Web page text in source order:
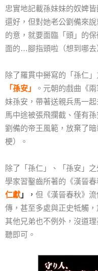
忠實地記載孫妹妹的奴婢
還好，但對她老公劉備來
的意，就要面臨「頭」的
面的…腳指頭啦（想到哪去
除了羅貫中掰寫的「孫仁」
「孫安」
。元朝的戲曲《
妹孫安，帶著送親兵馬一
馬中途被張飛攔截、僅有
劉備的帝王風範，放棄了
梗）。
除了「孫仁」、「孫安」
學家習鑿齒所著的《漢晉
仁獻 」 ， 但《漢晉春秋》
傳，甚至多處與正史牴觸
其他兄弟也不例外，沒道
聽即可。